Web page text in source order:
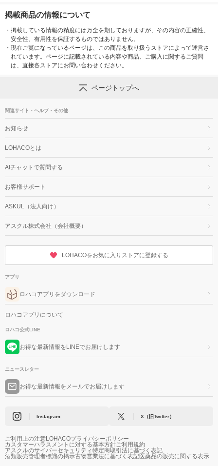
掲載商品の情報について
・ 掲載している情報の精度には万全を期しておりますが、その内容の正確性、
安全性、有用性を保証するものではありません。
・ 現在ご覧になっているページは、この商品を取り扱うストアによって運営さ
れています。ページに記載されている内容や商品、ご購入に関するご質問
は、直接各ストアにお問い合わせください。
ページトップへ
関連サイト・ヘルプ・その他
お知らせ
LOHACOとは
AIチャットで質問する
お客様サポート
ASKUL（法人向け）
アスクル株式会社（会社概要）
LOHACOをお気に入りストアに登録する
アプリ
ロハコアプリをダウンロード
ロハコアプリについて
ロハコ公式LINE
お得な最新情報をLINEでお届けします
ニュースレター
お得な最新情報をメールでお届けします
Instagram X（旧Twitter）
ご利用上の注意LOHACOプライバシーポリシー
カスタマーハラスメントに対する基本方針ご利用規約
アスクルのサイバーセキュリティ特定商取引法に基づく表記
酒類販売管理者標識の掲示古物営業法に基づく表記医薬品の販売に関する表示